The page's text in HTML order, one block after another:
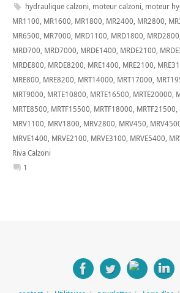
hydraulique calzoni, moteur calzoni, moteur
MR1100, MR1600, MR1800, MR2400, MR2800,
MR6500, MR7000, MRD1100, MRD1800, MRD2800
MRD700, MRD7000, MRDE1400, MRDE2100,
MRDE800, MRDE8200, MRE1400, MRE2100,
MRE800, MRE8200, MRT14000, MRT17000,
MRT9000, MRTE10800, MRTE16500, MRTE20000,
MRTE8500, MRTF15500, MRTF18000, MRTF21500,
MRV1100, MRV1800, MRV2800, MRV450,
MRVE1400, MRVE2100, MRVE3100, MRVE5400,
Riva Calzoni
1